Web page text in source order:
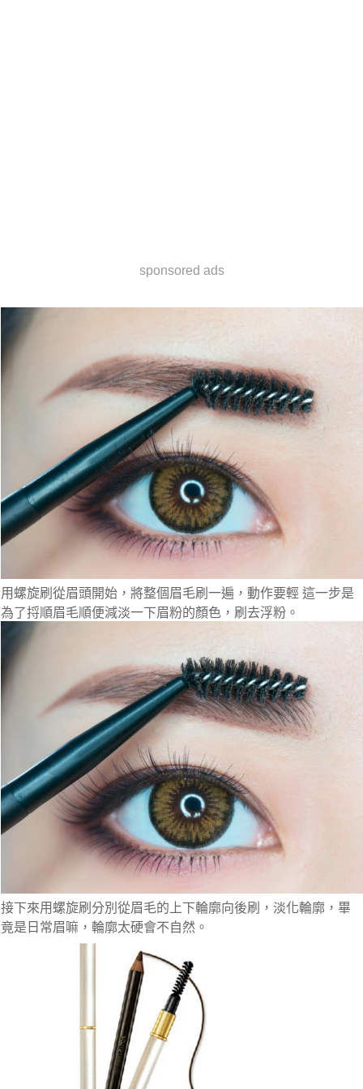
sponsored ads
用螺旋刷從眉頭開始，將整個眉毛刷一遍，動作要輕 這一步是
為了捋順眉毛順便減淡一下眉粉的顏色，刷去浮粉。
接下來用螺旋刷分別從眉毛的上下輪廓向後刷，淡化輪廓，畢
竟是日常眉嘛，輪廓太硬會不自然。